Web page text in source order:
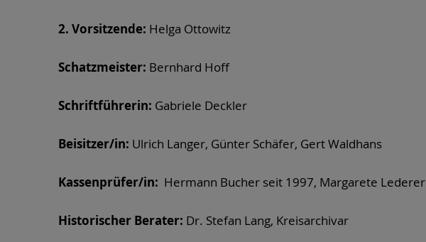
2. Vorsitzende: Helga Ottowitz
Schatzmeister: Bernhard Hoff
Schriftführerin: Gabriele Deckler
Beisitzer/in: Ulrich Langer, Günter Schäfer, Gert Waldhans
Kassenprüfer/in: Hermann Bucher seit 1997, Margarete Lederer
Historischer Berater: Dr. Stefan Lang, Kreisarchivar